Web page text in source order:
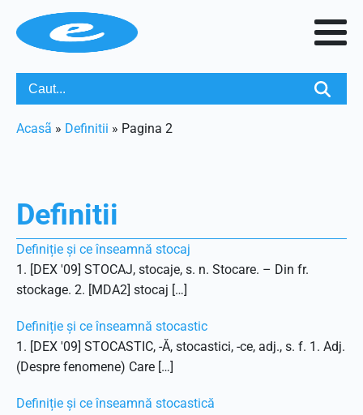
Acasã » Definitii » Pagina 2
Definitii
Definiție și ce înseamnă stocaj
1. [DEX '09] STOCAJ, stocaje, s. n. Stocare. – Din fr.
stockage. 2. [MDA2] stocaj […]
Definiție și ce înseamnă stocastic
1. [DEX '09] STOCASTIC, -Ă, stocastici, -ce, adj., s. f. 1. Adj.
(Despre fenomene) Care […]
Definiție și ce înseamnă stocastică